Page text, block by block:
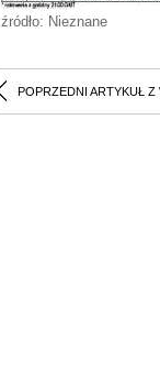
źródło: Nieznane
POPRZEDNI ARTYKUŁ Z